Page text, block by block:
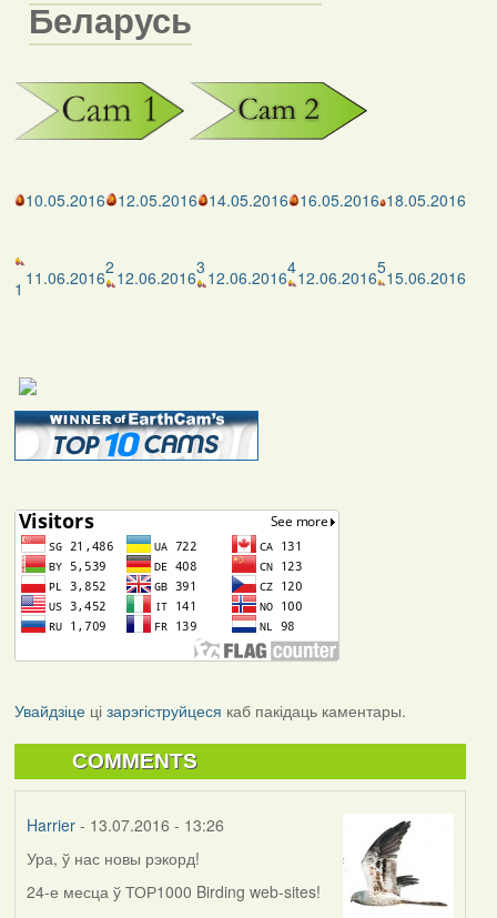
Беларусь
10.05.2016 12.05.2016 14.05.2016 16.05.2016 18.05.2016
1 11.06.20162 12.06.20163 12.06.2016412.06.2016515.06.2016
Увайдзіцеці зарэгіструйцеся каб пакідаць каментары.
COMMENTS
Harrier- 13.07.2016 - 13:26
Ура, ў нас новы рэкорд!
24-е месца ў ТОР1000 Birding web-sites!